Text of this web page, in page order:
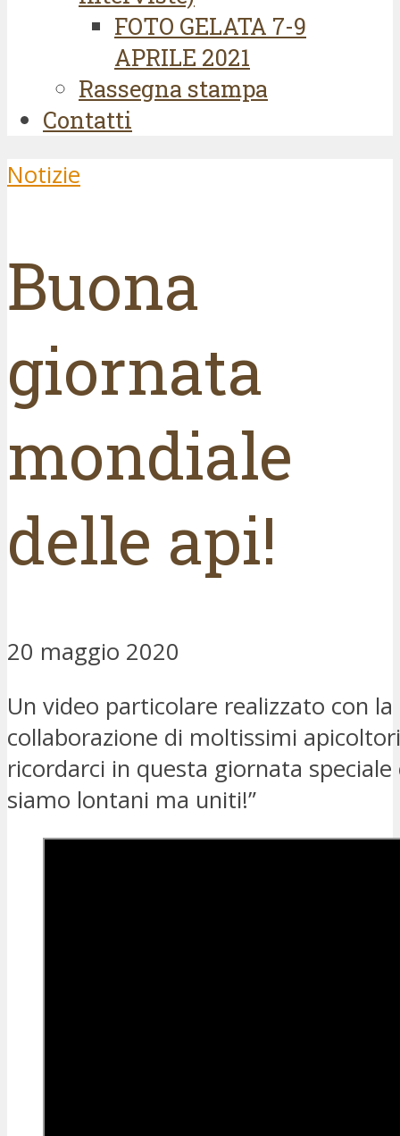
FOTO GELATA 7-9
APRILE 2021
Rassegna stampa
Contatti
Notizie
Buona
giornata
mondiale
delle api!
20 maggio 2020
Un video particolare realizzato con la
collaborazione di moltissimi
ricordarci in questa giornata speciale
siamo lontani ma uniti!”